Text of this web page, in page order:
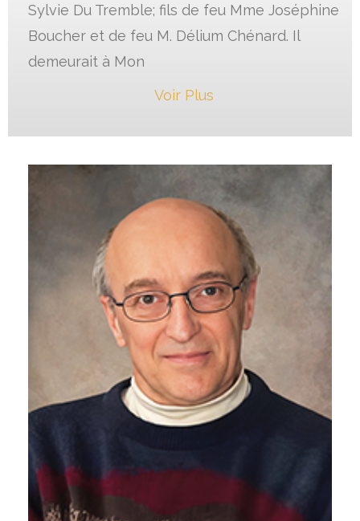
Sylvie Du Tremble; fils de feu Mme Joséphine
Boucher et de feu M. Délium Chénard. Il
demeurait à Mon
Voir Plus